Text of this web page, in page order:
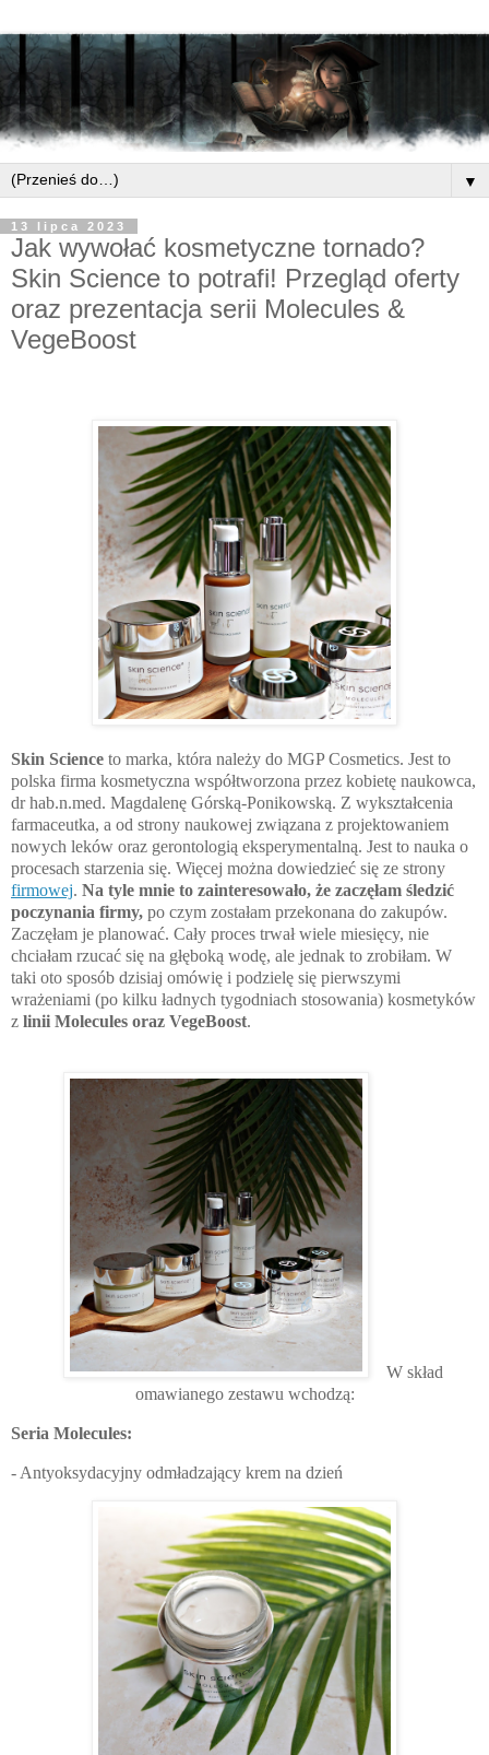
▼
13 lipca 2023
Jak wywołać kosmetyczne tornado?
Skin Science to potrafi! Przegląd oferty
oraz prezentacja serii Molecules &
VegeBoost
Skin Science to marka, która należy do MGP Cosmetics. Jest to
polska firma kosmetyczna współtworzona przez kobietę naukowca,
dr hab.n.med. Magdalenę Górską-Ponikowską. Z wykształcenia
farmaceutka, a od strony naukowej związana z projektowaniem
nowych leków oraz gerontologią eksperymentalną. Jest to nauka o
procesach starzenia się. Więcej można dowiedzieć się ze strony
firmowej. Na tyle mnie to zainteresowało, że zaczęłam śledzić
poczynania firmy, po czym zostałam przekonana do zakupów.
Zaczęłam je planować. Cały proces trwał wiele miesięcy, nie
chciałam rzucać się na głęboką wodę, ale jednak to zrobiłam. W
taki oto sposób dzisiaj omówię i podzielę się pierwszymi
wrażeniami (po kilku ładnych tygodniach stosowania) kosmetyków
z linii Molecules oraz VegeBoost.
W skład
omawianego zestawu wchodzą:
Seria Molecules:
- Antyoksydacyjny odmładzający krem na dzień